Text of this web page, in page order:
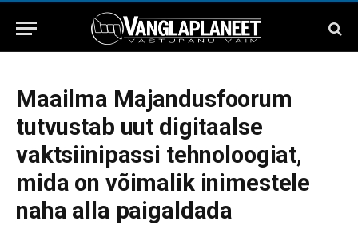
Maailma Majandusfoorum
tutvustab uut digitaalse
vaktsiinipassi tehnoloogiat,
mida on võimalik inimestele
naha alla paigaldada